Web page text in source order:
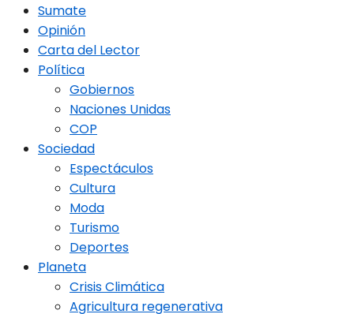
Sumate
Opinión
Carta del Lector
Política
Gobiernos
Naciones Unidas
COP
Sociedad
Espectáculos
Cultura
Moda
Turismo
Deportes
Planeta
Crisis Climática
Agricultura regenerativa